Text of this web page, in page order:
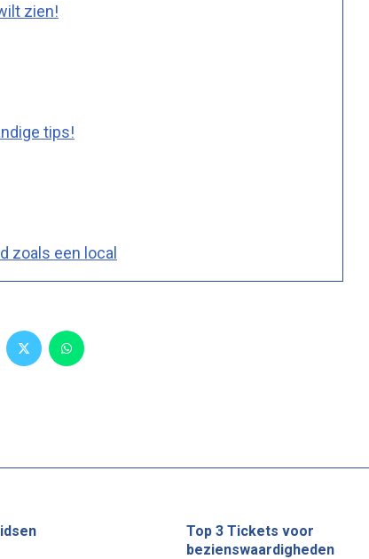
zien!
tips!
zoals een local
Top 3 Tickets voor
bezienswaardigheden